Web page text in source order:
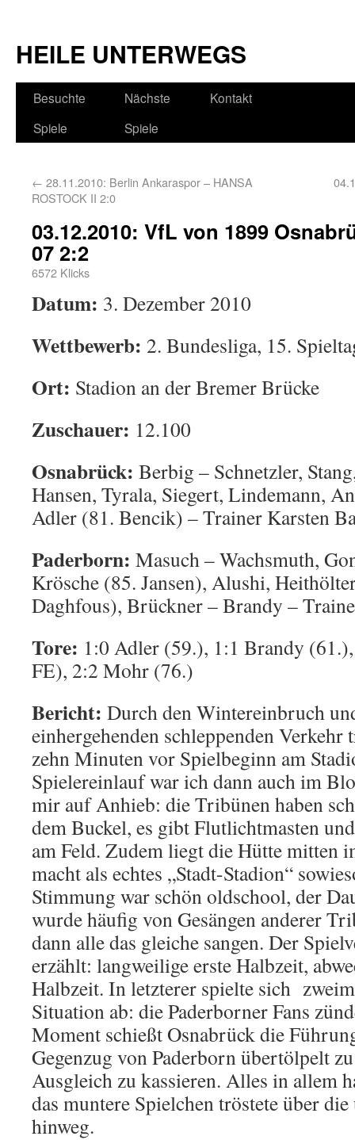
HEILE UNTERWEGS
Besuchte
Spiele
Nächste
Spiele
Kontakt
← 28.11.2010: Berlin Ankaraspor – HANSA
ROSTOCK II 2:0
03.12.2010: VfL von 1899
07 2:2
6572 Klicks
Datum: 3. Dezember 2010
Wettbewerb: 2. Bundesliga, 15.
Ort: Stadion an der Bremer Brücke
Zuschauer: 12.100
Osnabrück: Berbig – Schnetzler,
Hansen, Tyrala, Siegert, Lindemann,
Adler (81. Bencik) – Trainer Karsten
Paderborn: Masuch – Wachsmuth,
Krösche (85. Jansen), Alushi,
Daghfous), Brückner – Brandy –
Tore: 1:0 Adler (59.), 1:1 Brandy
FE), 2:2 Mohr (76.)
Bericht: Durch den Wintereinbruch
einhergehenden schleppenden Verkehr
zehn Minuten vor Spielbeginn am
Spielereinlauf war ich dann auch im
mir auf Anhieb: die Tribünen haben
dem Buckel, es gibt Flutlichtmasten
am Feld. Zudem liegt die Hütte mitten
macht als echtes „Stadt-Stadion“
Stimmung war schön oldschool, der
wurde häufig von Gesängen anderer
dann alle das gleiche sangen. Der
erzählt: langweilige erste Halbzeit,
Halbzeit. In letzterer spielte sich
Situation ab: die Paderborner Fans
Moment schießt Osnabrück die
Gegenzug von Paderborn übertölpelt
Ausgleich zu kassieren. Alles in allem
das muntere Spielchen tröstete über
hinweg.